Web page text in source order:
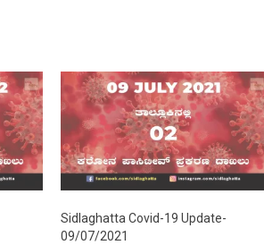
Sidlaghatta Covid-19 Update-
09/07/2021